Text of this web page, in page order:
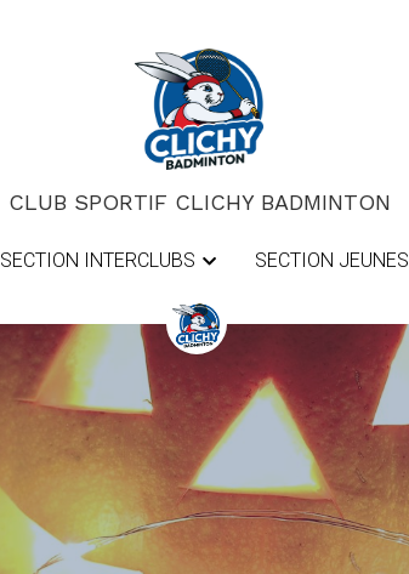
CLUB SPORTIF CLICHY BADMINTON
SECTION INTERCLUBS SECTION JEUNES
CLUB SPORTIF CLICHY BADMINTON
SECTION INTERCLUBS SECTION JEUNES